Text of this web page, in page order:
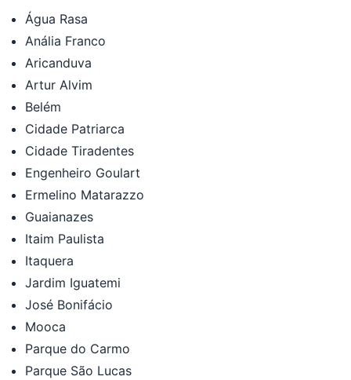
Água Rasa
Anália Franco
Aricanduva
Artur Alvim
Belém
Cidade Patriarca
Cidade Tiradentes
Engenheiro Goulart
Ermelino Matarazzo
Guaianazes
Itaim Paulista
Itaquera
Jardim Iguatemi
José Bonifácio
Mooca
Parque do Carmo
Parque São Lucas